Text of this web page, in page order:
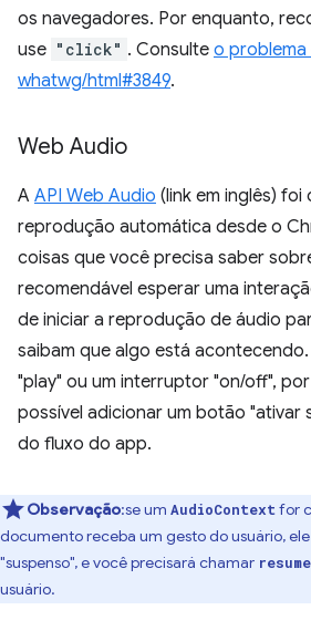
os navegadores. Por enquanto,
use "click" . Consulte o
whatwg/html#3849.
Web Audio
A API Web Audio (link em inglês)
reprodução automática desde o
coisas que você precisa saber
recomendável esperar uma
de iniciar a reprodução de áudio
saibam que algo está
"play" ou um interruptor "on/off",
possível adicionar um botão "ativar
do fluxo do app.
Observação:se um AudioContext for
documento receba um gesto do usuário,
"suspenso", e você precisará chamar
usuário.